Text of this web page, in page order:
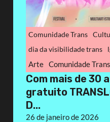
Comunidade Trans
dia da visibilidade trans
Arte Comunidade Trans
Com mais de
gratuito
D...
26 de janeiro de 2026